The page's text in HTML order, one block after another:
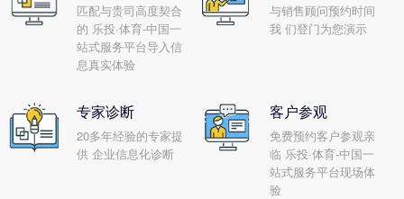
匹配与贵司高度契合
的 乐投·体育-中国一
站式服务平台导入信
息真实体验
与销售顾问预约时间
我 们登门为您演示
专家诊断
20多年经验的专家提
供 企业信息化诊断
客户参观
免费预约客户参观亲
临 乐投·体育-中国一
站式服务平台现场体
验